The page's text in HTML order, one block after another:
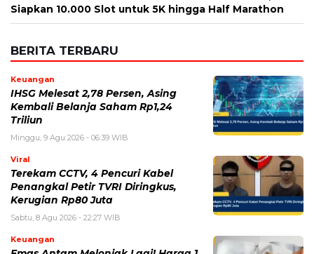
Siapkan 10.000 Slot untuk 5K hingga Half Marathon
BERITA TERBARU
Keuangan
IHSG Melesat 2,78 Persen, Asing
Kembali Belanja Saham Rp1,24
Triliun
Minggu, 9 Agu 2026 - 06:39 WIB
Viral
Terekam CCTV, 4 Pencuri Kabel
Penangkal Petir TVRI Diringkus,
Kerugian Rp80 Juta
Sabtu, 8 Agu 2026 - 22:27 WIB
Keuangan